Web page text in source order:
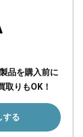
品を購入前に
取りもOK！
する